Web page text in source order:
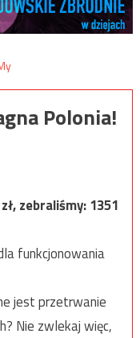
Polonia!
zł, zebraliśmy:1351
funkcjonowania
jest przetrwanie
Nie zwlekaj więc,